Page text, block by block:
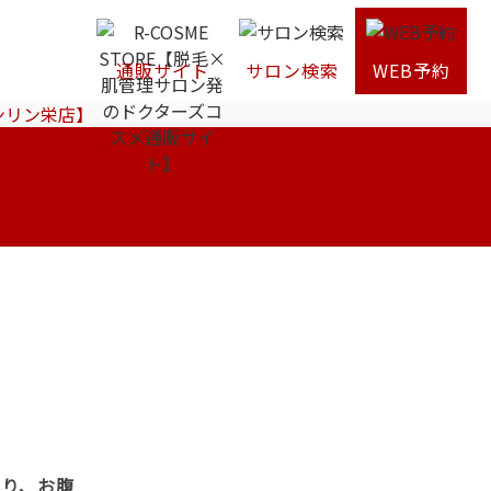
通販サイト サロン検索
WEB予約
ン栄店】
、お腹